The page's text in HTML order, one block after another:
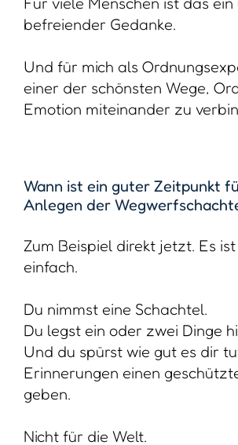
Du nimmst eine Schachtel.
Du legst ein oder zwei Dinge
Erinnerungen einen
geben.
Nur für dich.
dann komm gerne auf mich zu.
höchst persönliche
gestalten!
Herzliche Grüße
EINFACH | GUT | SORTIERT